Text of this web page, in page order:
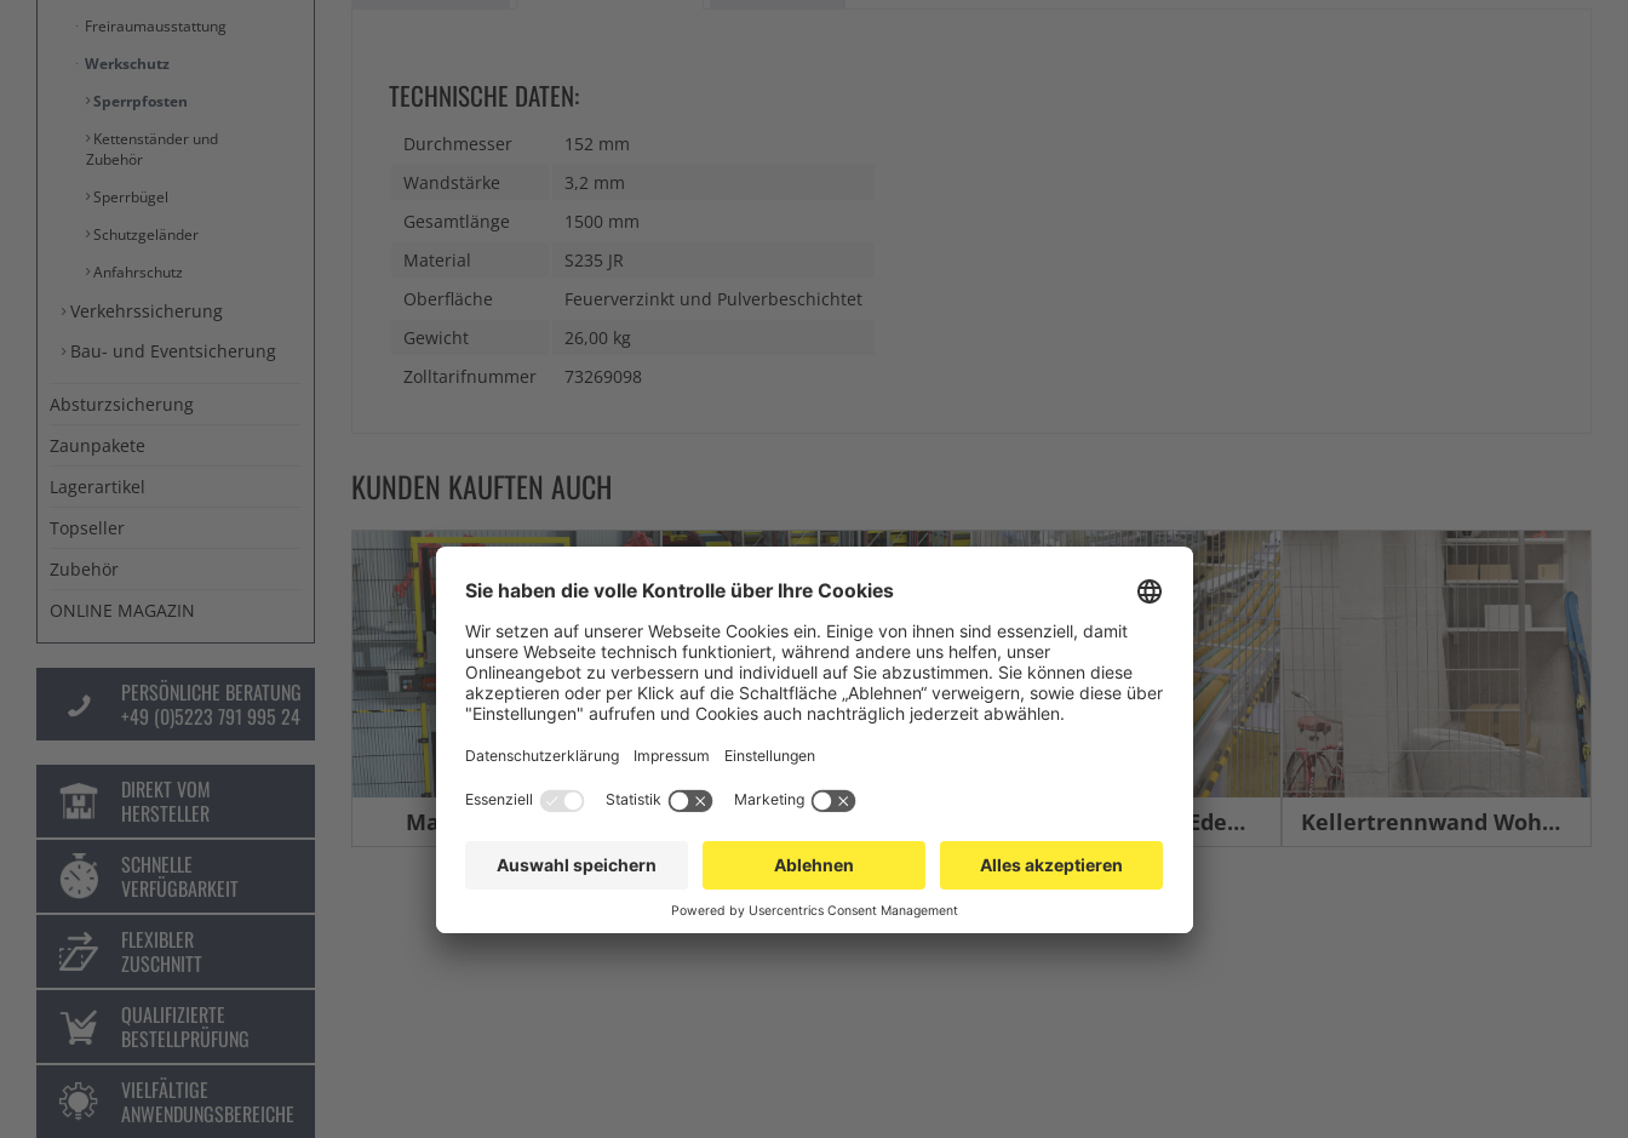
Freiraumausstattung
Werkschutz
Sperrpfosten
Kettenständer und
Zubehör
Sperrbügel
Schutzgeländer
Anfahrschutz
Verkehrssicherung
Bau- und Eventsicherung
Absturzsicherung
Zaunpakete
Lagerartikel
Topseller
Zubehör
ONLINE MAGAZIN
PERSÖNLICHE BERATUNG
+49 (0)5223 791 995 24
DIREKT VOM
HERSTELLER
SCHNELLE
VERFÜGBARKEIT
FLEXIBLER
ZUSCHNITT
QUALIFIZIERTE
BESTELLPRÜFUNG
VIELFÄLTIGE
ANWENDUNGSBEREICHE
TECHNISCHE DATEN:
Durchmesser
152 mm
Wandstärke
3,2 mm
Gesamtlänge
1500 mm
Material
S235 JR
Oberfläche
Feuerverzinkt und Pulverbeschichtet
Gewicht
26,00 kg
Zolltarifnummer
73269098
KUNDEN KAUFTEN AUCH
Maschinenschutz Gittertrennwand Lager & Logistik Maschinenschutz Edelstahl Kellertrennwand Wohnbau